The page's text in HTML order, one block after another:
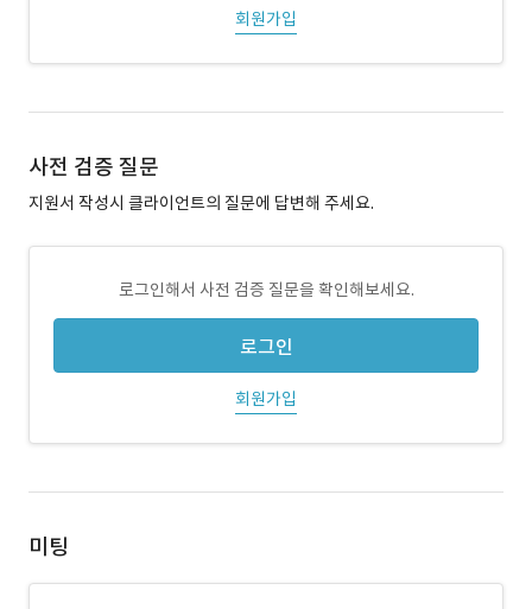
회원가입
사전 검증 질문
지원서 작성시 클라이언트의 질문에 답변해 주세요.
로그인해서 사전 검증 질문을 확인해보세요.
로그인
회원가입
미팅